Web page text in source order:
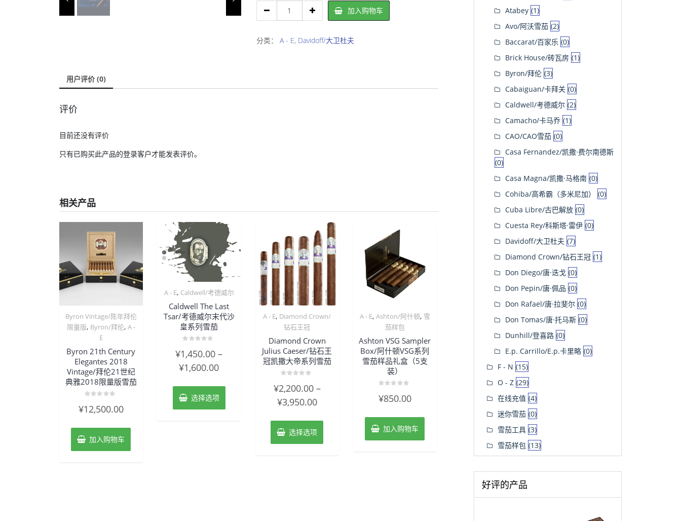
Royal
Salomones/
皇
加入购物车
分类： A - E, Davidoff/大卫杜夫
用户评价 (0)
评价
目前还没有评价
只有已购买此产品的登录客户才能发表评价。
相关产品
Byron Vintage/陈年拜伦
限量版, Byron/拜伦, A -
E
Byron 21th Century
Elegantes 2018
Vintage/拜伦21世纪
典雅2018限量版雪茄
分
5
¥12,500.00
加入购物车
A - E, Caldwell/考德威尔
Caldwell The Last
Tsar/考德威尔末代沙
皇系列雪茄
分
0
&sol;
5
¥1,450.00 –
¥1,600.00
选择选项
A - E, Diamond Crown/
钻石王冠
Diamond Crown
Julius Caeser/钻石王
冠凯撒大帝系列雪茄
分
0
&sol;
5
¥2,200.00–
¥3,950.00
选择选项
A - E, Ashton/阿什顿, 雪
茄样包
Ashton VSG Sampler
Box/阿什顿VSG系列
雪茄样品礼盒（5支
装）
分
5
¥850.00
加入购物车
Atabey (1)
Avo/阿沃雪茄 (2)
Baccarat/百家乐 (0)
Brick House/砖瓦房 (1)
Byron/拜伦 (3)
Cabaiguan/卡拜关 (0)
Caldwell/考德威尔 (2)
Camacho/卡马乔 (1)
CAO/CAO雪茄 (0)
Casa Fernandez/凯撒·费尔南德斯
(0)
Casa Magna/凯撒·马格南 (0)
Cohiba/高希霸（多米尼加）
(0)
Cuba Libre/古巴解放 (0)
Cuesta Rey/科斯塔·雷伊 (0)
Davidoff/大卫杜夫 (7)
Diamond Crown/钻石王冠 (1)
Don Diego/唐·迭戈 (0)
Don Pepin/唐·佩品 (0)
Don Rafael/唐·拉斐尔 (0)
Don Tomas/唐·托马斯 (0)
Dunhill/登喜路 (0)
E.p. Carrillo/E.p.卡里略 (0)
F - N (15)
O - Z (29)
在线充值 (4)
迷你雪茄 (0)
雪茄工具 (3)
雪茄样包 (13)
好评的产品